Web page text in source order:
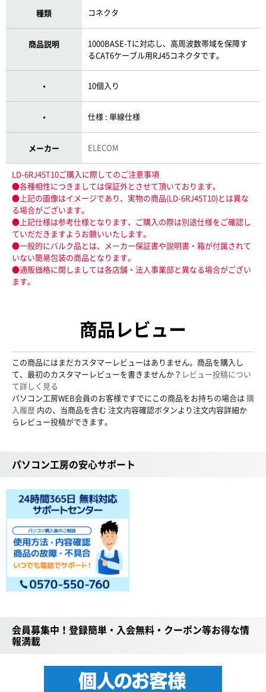
種類 コネクタ
商品説明
1000BASE-Tに対応し、高周波数帯域を保障す
るCAT6ケーブル用RJ45コネクタです。
・ 10個入り
・ 仕様 : 単線仕様
メーカー ELECOM
LD-6RJ45T10ご購入に際してのご注意事項
●各種相性につきましては保証外とさせて頂いております。
●上記の画像はイメージであり、実物の商品(LD-6RJ45T10)とは異な
る場合がございます。
●上記仕様は参考仕様となります、ご購入の際は別途仕様をご確認し
ていだだきますようお願いいたします。
●一般的にバルク品とは、メーカー保証書や説明書・箱が付属されて
いない簡易包装の商品となります。
●通販価格に関しましては各店舗・法人事業部と異なる場合がござい
ます。
商品レビュー
この商品にはまだカスタマーレビューはありません。商品を購入し
て、最初のカスタマーレビューを書きませんか？ レビュー投稿につい
て詳しく見る
パソコン工房WEB会員のお客様ですでにこの商品をお持ちの場合は 購
入履歴 内の、当商品を含む 注文内容確認ボタンより注文内容詳細か
らレビュー投稿ができます。
パソコン工房の安心サポート
会員募集中！登録簡単・入会無料・クーポン等お得な情
報満載